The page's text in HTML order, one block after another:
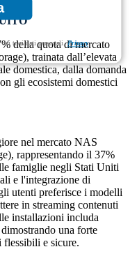
dei tuoi dati personali.Privacy
della quota di mercato
trainata dall’elevata
domestica, dalla domanda
gli ecosistemi domestici
nel mercato NAS
rappresentando il 37%
famiglie negli Stati Uniti
e l'integrazione di
utenti preferisce i modelli
in streaming contenuti
installazioni includa
una forte
flessibili e sicure.